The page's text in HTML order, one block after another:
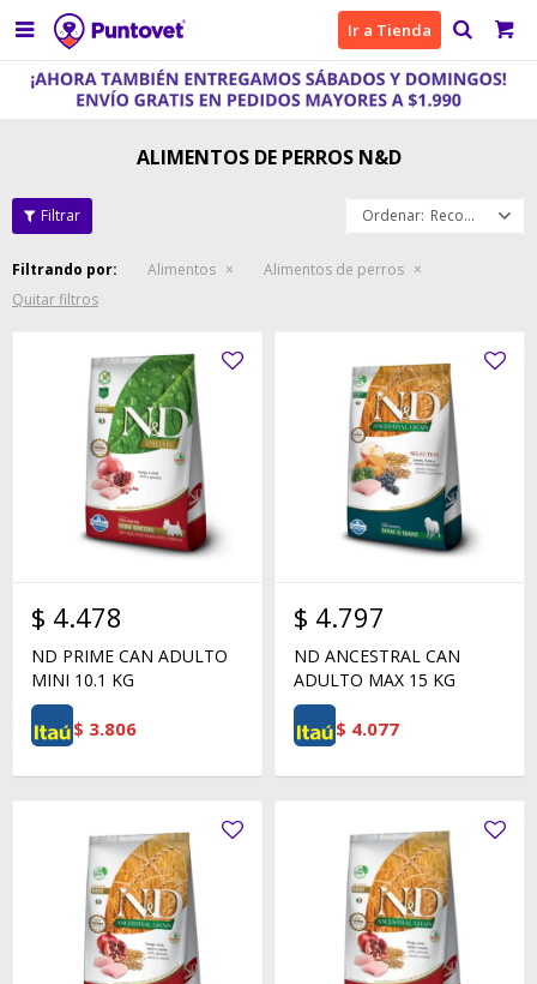
 Ir a Tienda
ALIMENTOS DE PERROS N&D
Recomendados
Filtrando por: Alimentos
Alimentos de perros
Quitar filtros
$ 4.478
ND PRIME CAN ADULTO
MINI 10.1 KG
$ 3.806
$ 4.797
ND ANCESTRAL CAN
ADULTO MAX 15 KG
$ 4.077